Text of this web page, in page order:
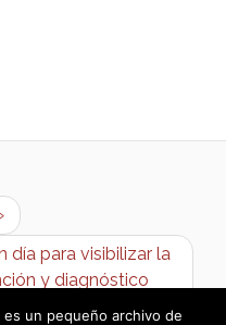
día para visibilizar la
y diagnóstico
de Mama. →
un pequeño archivo de